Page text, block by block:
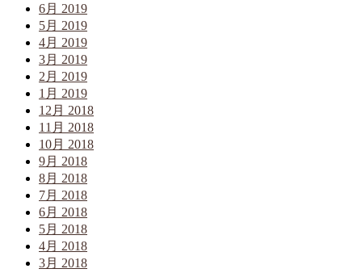
6月 2019
5月 2019
4月 2019
3月 2019
2月 2019
1月 2019
12月 2018
11月 2018
10月 2018
9月 2018
8月 2018
7月 2018
6月 2018
5月 2018
4月 2018
3月 2018